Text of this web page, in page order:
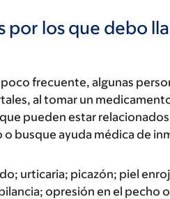
por los que debo
poco frecuente, algunas
al tomar un
pueden estar
busque ayuda médica de
urticaria; picazón; piel
opresión en el pecho